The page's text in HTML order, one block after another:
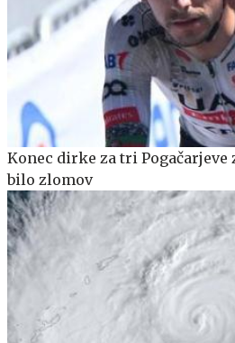
Konec dirke za tri Pogačarjeve
bilo zlomov